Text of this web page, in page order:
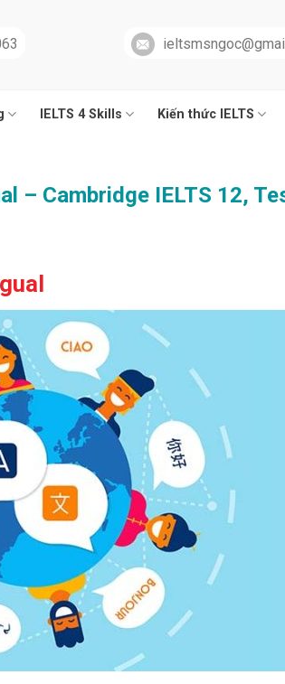
IELTS 4 Skills Kiến thức IELTS
– Cambridge IELTS 12,